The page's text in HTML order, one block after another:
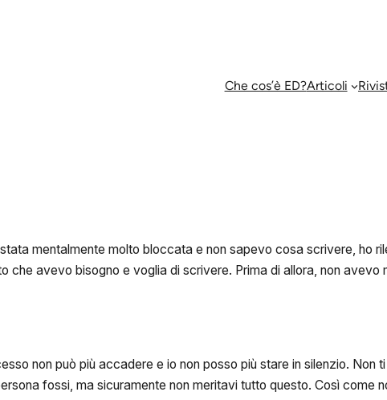
Che cos’è ED?Articoli
mentalmente molto bloccata e non sapevo cosa scrivere, ho
che avevo bisogno e voglia di scrivere. Prima di allora, non avevo
non può più accadere e io non posso più stare in silenzio.
fossi, ma sicuramente non meritavi tutto questo. Così come